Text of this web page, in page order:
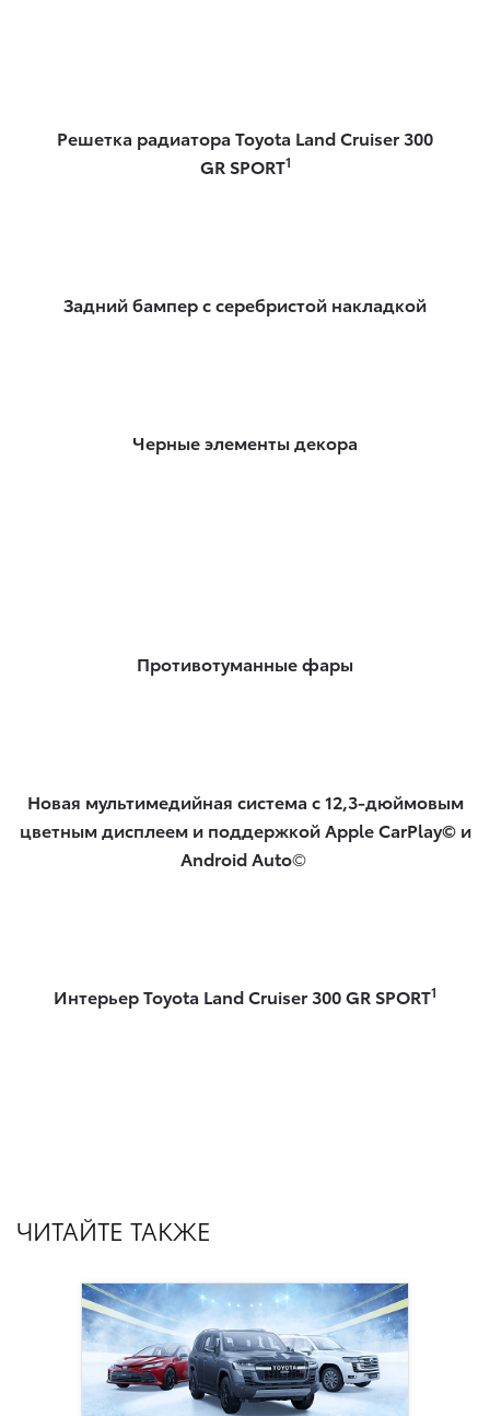
Решетка радиатора Toyota Land Cruiser 300
GR SPORT1
Задний бампер с серебристой накладкой
Черные элементы декора
Противотуманные фары
Новая мультимедийная система с 12,3-дюймовым
цветным дисплеем и поддержкой Apple CarPlay© и
Android Auto©
Интерьер Toyota Land Cruiser 300 GR SPORT1
ЧИТАЙТЕ ТАКЖЕ